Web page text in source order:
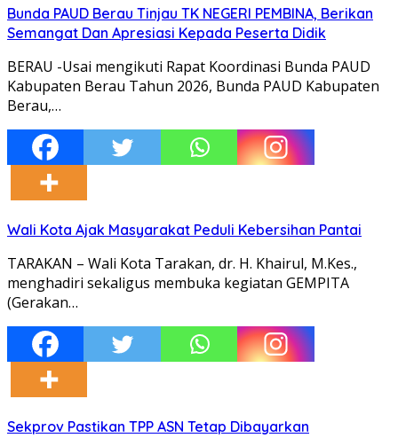
Bunda PAUD Berau Tinjau TK NEGERI PEMBINA, Berikan
Semangat Dan Apresiasi Kepada Peserta Didik
BERAU -Usai mengikuti Rapat Koordinasi Bunda PAUD
Kabupaten Berau Tahun 2026, Bunda PAUD Kabupaten
Berau,…
Wali Kota Ajak Masyarakat Peduli Kebersihan Pantai
TARAKAN – Wali Kota Tarakan, dr. H. Khairul, M.Kes.,
menghadiri sekaligus membuka kegiatan GEMPITA
(Gerakan…
Sekprov Pastikan TPP ASN Tetap Dibayarkan